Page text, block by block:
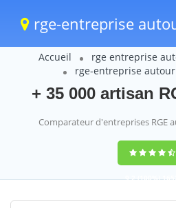
rge-entreprise
Accueil
rge entreprise
rge-entreprise
+ 35 000 artisan
Comparateur d'entreprises RGE
9,2(100%)
votes